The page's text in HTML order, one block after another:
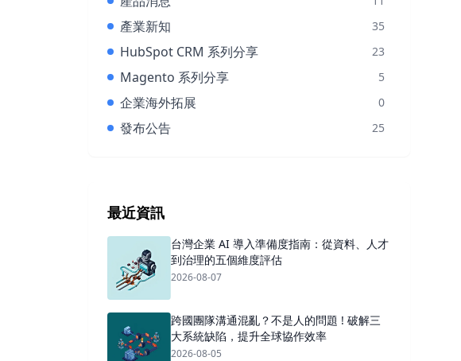
產業新知 35
HubSpot CRM 系列分享 23
Magento 系列分享 5
企業海外拓展 0
發布公告 25
最近資訊
台灣企業 AI 導入準備度指南：從資料、人才
到治理的五個維度評估
2026-08-07
跨國團隊溝通混亂？不是人的問題 ! 破解三
大系統缺陷，提升全球協作效率
2026-08-05